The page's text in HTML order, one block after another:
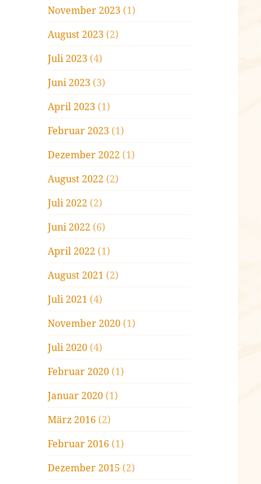
November 2023 (1)
August 2023 (2)
Juli 2023 (4)
Juni 2023 (3)
April 2023 (1)
Februar 2023 (1)
Dezember 2022 (1)
August 2022 (2)
Juli 2022 (2)
Juni 2022 (6)
April 2022 (1)
August 2021 (2)
Juli 2021 (4)
November 2020 (1)
Juli 2020 (4)
Februar 2020 (1)
Januar 2020 (1)
März 2016 (2)
Februar 2016 (1)
Dezember 2015 (2)